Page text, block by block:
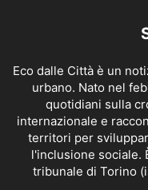
Eco dalle Città è un
urbano. Nato nel
quotidiani sulla
internazionale e
territori per
l'inclusione sociale.
tribunale di Torino